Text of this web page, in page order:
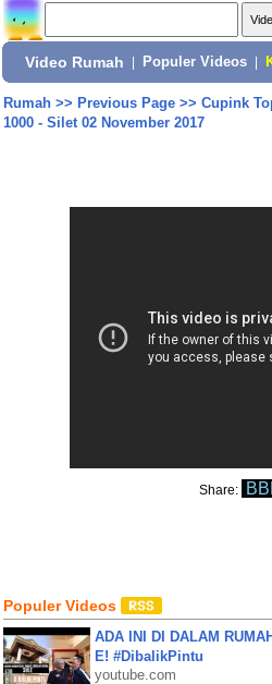
Video Rumah Populer Videos
Rumah>> Previous Page>> Cupink
1000 - Silet 02 November 2017
Share:
Populer Videos
ADA INI DI DALAM
E! #DibalikPintu
youtube.com